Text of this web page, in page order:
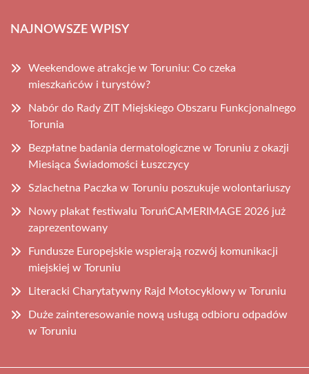
NAJNOWSZE WPISY
Weekendowe atrakcje w Toruniu: Co czeka
mieszkańców i turystów?
Nabór do Rady ZIT Miejskiego Obszaru Funkcjonalnego
Torunia
Bezpłatne badania dermatologiczne w Toruniu z okazji
Miesiąca Świadomości Łuszczycy
Szlachetna Paczka w Toruniu poszukuje wolontariuszy
Nowy plakat festiwalu ToruńCAMERIMAGE 2026 już
zaprezentowany
Fundusze Europejskie wspierają rozwój komunikacji
miejskiej w Toruniu
Literacki Charytatywny Rajd Motocyklowy w Toruniu
Duże zainteresowanie nową usługą odbioru odpadów
w Toruniu